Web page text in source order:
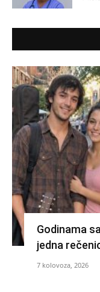
Godinama
jedna
7 kolovoza, 2026